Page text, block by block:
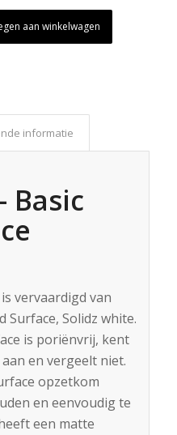
aan winkelwagen
informatie
Basic
vervaardigd van
Surface, Solidz white.
is poriënvrij, kent
en vergeelt niet.
opzetkom
en eenvoudig te
een matte